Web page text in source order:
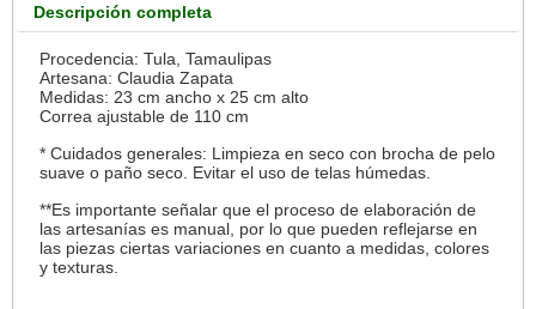
Descripción completa
Procedencia: Tula, Tamaulipas
Artesana: Claudia Zapata
Medidas: 23 cm ancho x 25 cm alto
Correa ajustable de 110 cm
* Cuidados generales: Limpieza en seco con brocha de pelo
suave o paño seco. Evitar el uso de telas húmedas.
**Es importante señalar que el proceso de elaboración de
las artesanías es manual, por lo que pueden reflejarse en
las piezas ciertas variaciones en cuanto a medidas, colores
y texturas.